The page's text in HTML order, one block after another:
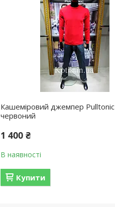
Кашеміровий джемпер Pulltonic
червоний
1 400 ₴
В наявності
Купити